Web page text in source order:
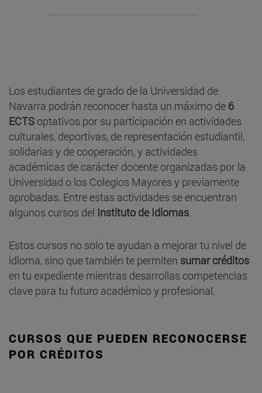
Los estudiantes de grado de la Universidad de
Navarra podrán reconocer hasta un máximo de 6
ECTS optativos por su participación en actividades
culturales, deportivas, de representación estudiantil,
solidarias y de cooperación, y actividades
académicas de carácter docente organizadas por la
Universidad o los Colegios Mayores y previamente
aprobadas. Entre estas actividades se encuentran
algunos cursos del Instituto de Idiomas.
Estos cursos no solo te ayudan a mejorar tu nivel de
idioma, sino que también te permiten sumar créditos
en tu expediente mientras desarrollas competencias
clave para tu futuro académico y profesional.
CURSOS QUE PUEDEN RECONOCERSE
POR CRÉDITOS